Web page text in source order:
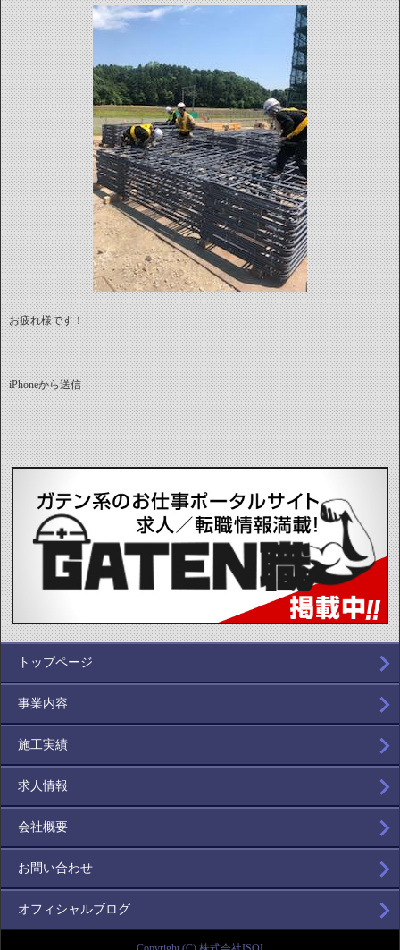
お疲れ様です！
iPhoneから送信
トップページ
事業内容
施工実績
求人情報
会社概要
お問い合わせ
オフィシャルブログ